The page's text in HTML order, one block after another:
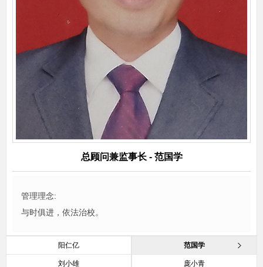
总顾问兼监事长- 范国学
管理理念:
与时俱进，依法治校。
阳仁亿 范国学
刘小雄 庞小青